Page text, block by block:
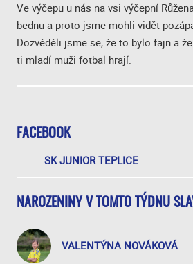
FACEBOOK
SK JUNIOR TEPLICE
NAROZENINY V TOMTO TÝDNU
VALENTÝNA NOVÁKOVÁ
Ve výčepu u nás na vsi výčepní
bednu a proto jsme mohli vidět
Dozvěděli jsme se, že to bylo fajn a
ti mladí muži fotbal hrají.